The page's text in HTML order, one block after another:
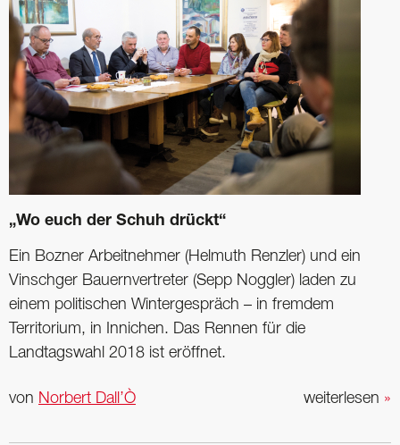
„Wo euch der Schuh drückt“
Ein Bozner Arbeitnehmer (Helmuth Renzler) und ein
Vinschger Bauernvertreter (Sepp Noggler) laden zu
einem politischen Wintergespräch – in fremdem
Territorium, in Innichen. Das Rennen für die
Landtagswahl 2018 ist eröffnet.
weiterlesen »
von Norbert Dall’Ò